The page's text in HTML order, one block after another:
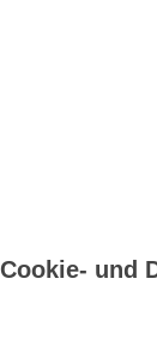
Cookie- und